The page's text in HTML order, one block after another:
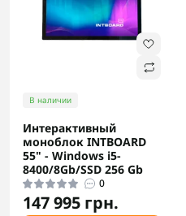
В наличии
Интерактивный
моноблок INTBOARD
55" - Windows i5-
8400/8Gb/SSD 256 Gb
0
147 995 грн.